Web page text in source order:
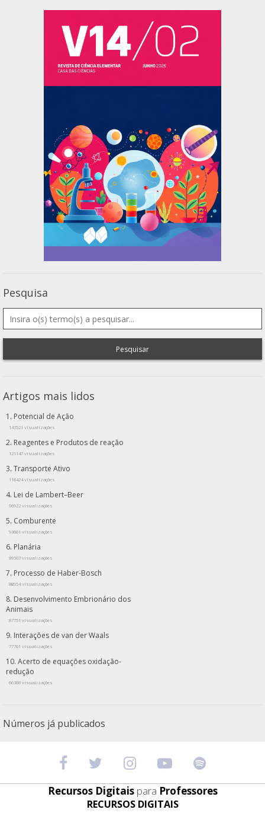
Pesquisa
Pesquisar
Artigos mais lidos
Potencial de Ação
147521 visualizações
Reagentes e Produtos de reação
121147 visualizações
Transporte Ativo
118424 visualizações
Lei de Lambert–Beer
96922 visualizações
Comburente
93661 visualizações
Planária
89503 visualizações
Processo de Haber-Bosch
88954 visualizações
Desenvolvimento Embrionário dos
Animais
87751 visualizações
Interações de van der Waals
77761 visualizações
Acerto de equações oxidação-
redução
66368 visualizações
Números já publicados
Recursos Digitais para Professores
RECURSOS DIGITAIS